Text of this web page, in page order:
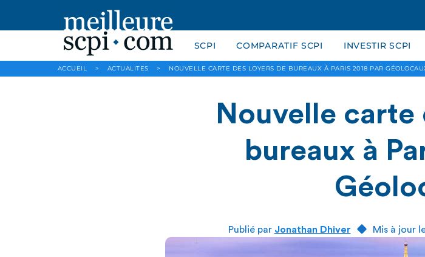
SCPI COMPARATIF SCPI INVESTIR SCPI
ACCUEIL > ACTUALITES > NOUVELLE CARTE DES LOYERS DE BUREAUX À PARIS 2018 PAR
Nouvelle carte
bureaux à
Publié par Jonathan Dhiver Mis à jour